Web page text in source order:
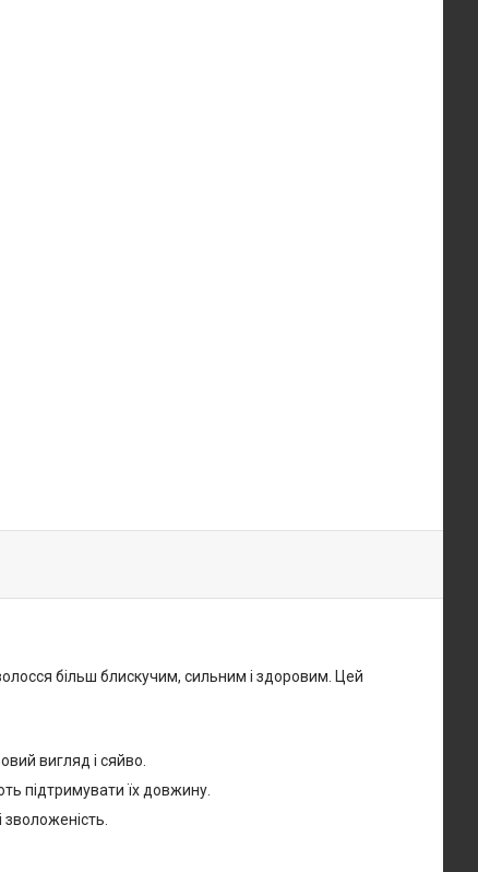
більш блискучим, сильним і здоровим. Цей
вигляд і сяйво.
підтримувати їх довжину.